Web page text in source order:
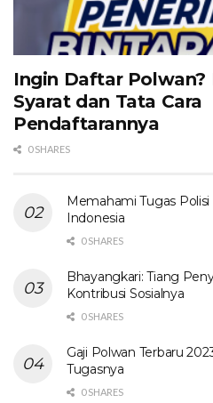
Ingin Daftar Polwan?
Syarat dan Tata Cara
Pendaftarannya
0 SHARES
Memahami Tugas
Indonesia
0 SHARES
Bhayangkari: Tiang
Kontribusi Sosialnya
0 SHARES
Gaji Polwan Terbaru
Tugasnya
0 SHARES